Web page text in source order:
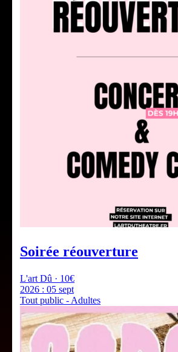
Soirée réouverture
L'art Dû · 10€
2026 : 05 sept
Tout public - Adultes